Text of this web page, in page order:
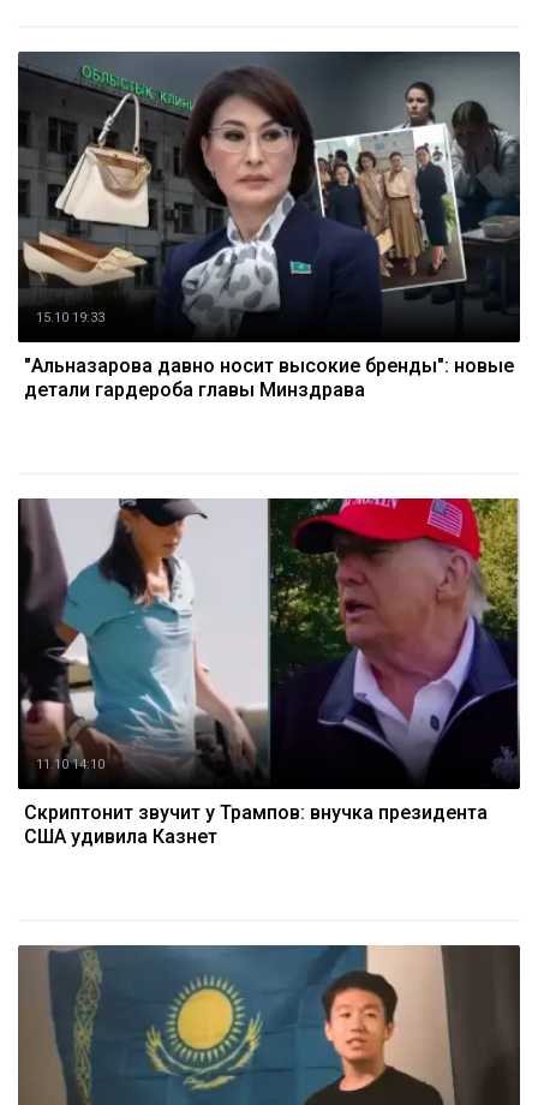
15.10 19:33
"Альназарова давно носит высокие бренды": новые
детали гардероба главы Минздрава
11.10 14:10
Скриптонит звучит у Трампов: внучка президента
США удивила Казнет